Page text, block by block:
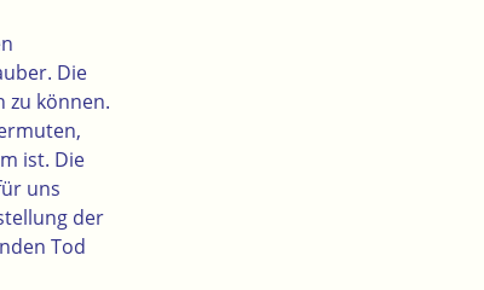
Die
zu können.
ist. Die
uns
der
Tod